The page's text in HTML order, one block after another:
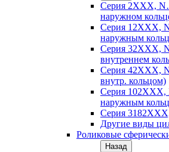
Серия 2ХХХ,
наружном
Серия 12ХХХ,
наружным
Серия 32ХХХ,
внутреннем
Серия 42ХХХ,
внутр. кольцом)
Серия 102ХХХ,
наружным
Серия
Другие виды
Роликовые
Назад